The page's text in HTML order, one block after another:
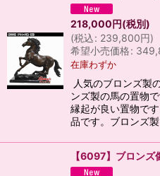
218,000円(税別)
(税込: 239,800円)
希望小売価格:
在庫わずか
人気のブロンズ製
ンズ製の馬の置物
縁起が良い置物で
品です。ブロンズ
【6097】ブロンズ